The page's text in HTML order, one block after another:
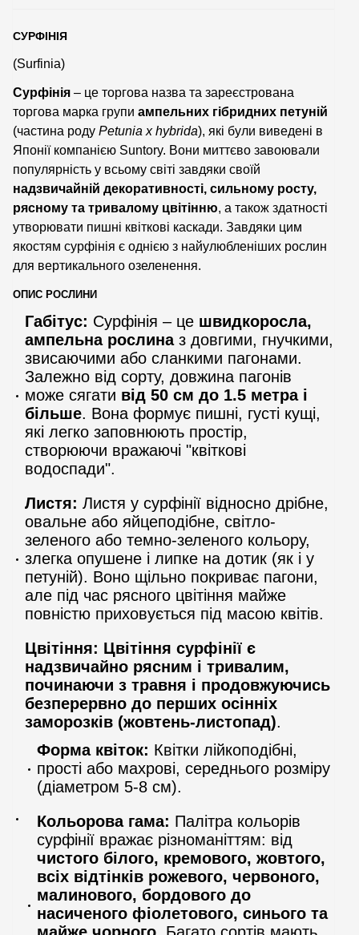
СУРФІНІЯ
(Surfinia)
Сурфінія – це торгова назва та зареєстрована
торгова марка групи ампельних гібридних петуній
(частина роду Petunia x hybrida), які були виведені в
Японії компанією Suntory. Вони миттєво завоювали
популярність у всьому світі завдяки своїй
надзвичайній декоративності, сильному росту,
рясному та тривалому цвітінню, а також здатності
утворювати пишні квіткові каскади. Завдяки цим
якостям сурфінія є однією з найулюбленіших рослин
для вертикального озеленення.
ОПИС РОСЛИНИ
Габітус: Сурфінія – це швидкоросла,
ампельна рослиназ довгими, гнучкими,
звисаючими або сланкими пагонами.
Залежно від сорту, довжина пагонів
може сягати від 50 см до 1.5 метра і
більше. Вона формує пишні, густі кущі,
які легко заповнюють простір,
створюючи вражаючі "квіткові
водоспади".
Листя: Листя у сурфінії відносно дрібне,
овальне або яйцеподібне, світло-
зеленого або темно-зеленого кольору,
злегка опушене і липке на дотик (як і у
петуній). Воно щільно покриває пагони,
але під час рясного цвітіння майже
повністю приховується під масою квітів.
Цвітіння: Цвітіння сурфінії є
надзвичайно рясним і тривалим,
починаючи з травня і продовжуючись
безперервно до перших осінніх
заморозків (жовтень-листопад).
Форма квіток: Квітки лійкоподібні,
прості або махрові, середнього розміру
(діаметром 5-8 см).
Кольорова гама: Палітра кольорів
сурфінії вражає різноманіттям: від
чистого білого, кремового, жовтого,
всіх відтінків рожевого, червоного,
малинового, бордового до
насиченого фіолетового, синього та